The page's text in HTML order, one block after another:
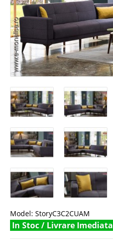
Model: StoryC3C2CUAM
In Stoc / Livrare Imediata